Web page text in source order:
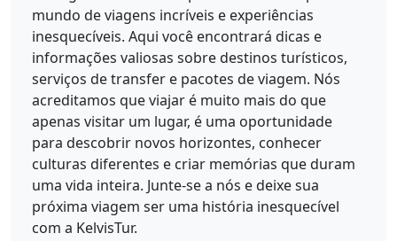
mundo de viagens incríveis e experiências
inesquecíveis. Aqui você encontrará dicas e
informações valiosas sobre destinos turísticos,
serviços de transfer e pacotes de viagem. Nós
acreditamos que viajar é muito mais do que
apenas visitar um lugar, é uma oportunidade
para descobrir novos horizontes, conhecer
culturas diferentes e criar memórias que duram
uma vida inteira. Junte-se a nós e deixe sua
próxima viagem ser uma história inesquecível
com a KelvisTur.